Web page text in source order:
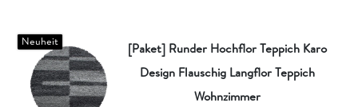
Neuheit
[Paket] Runder Hochflor Teppich Karo
Design Flauschig Langflor Teppich
Wohnzimmer